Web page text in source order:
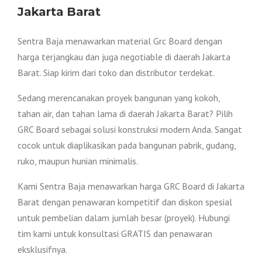
Jakarta Barat
Sentra Baja menawarkan material Grc Board dengan
harga terjangkau dan juga negotiable di daerah Jakarta
Barat. Siap kirim dari toko dan distributor terdekat.
Sedang merencanakan proyek bangunan yang kokoh,
tahan air, dan tahan lama di daerah Jakarta Barat? Pilih
GRC Board sebagai solusi konstruksi modern Anda. Sangat
cocok untuk diaplikasikan pada bangunan pabrik, gudang,
ruko, maupun hunian minimalis.
Kami Sentra Baja menawarkan harga GRC Board di Jakarta
Barat dengan penawaran kompetitif dan diskon spesial
untuk pembelian dalam jumlah besar (proyek). Hubungi
tim kami untuk konsultasi GRATIS dan penawaran
eksklusifnya.